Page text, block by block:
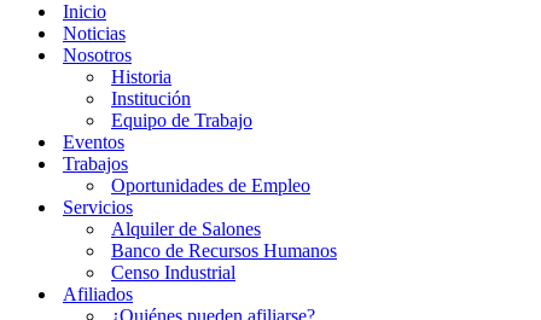
Inicio
Noticias
Nosotros
Historia
Institución
Equipo de Trabajo
Eventos
Trabajos
Oportunidades de Empleo
Servicios
Alquiler de Salones
Banco de Recursos Humanos
Censo Industrial
Afiliados
¿Quiénes pueden afiliarse?